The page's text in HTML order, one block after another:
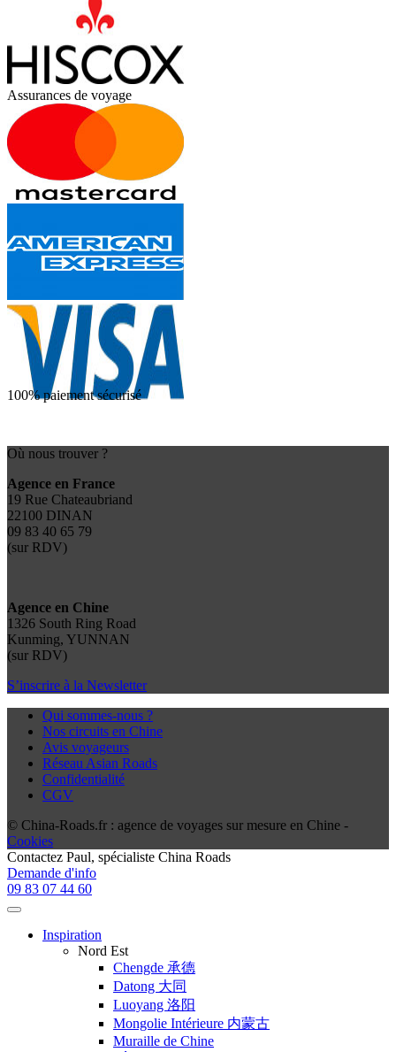
Assurances de voyage
100% paiement sécurisé
Où nous trouver ?
Agence en France
19 Rue Chateaubriand
22100 DINAN
09 83 40 65 79
(sur RDV)
Agence en Chine
1326 South Ring Road
Kunming, YUNNAN
(sur RDV)
S’inscrire à la Newsletter
Qui sommes-nous ?
Nos circuits en Chine
Avis voyageurs
Réseau Asian Roads
Confidentialité
CGV
© China-Roads.fr : agence de voyages sur mesure en Chine -
Cookies
Contactez Paul, spécialiste China Roads
Demande d'info
09 83 07 44 60
Inspiration
Nord Est
Chengde 承德
Datong 大同
Luoyang 洛阳
Mongolie Intérieure 内蒙古
Muraille de Chine